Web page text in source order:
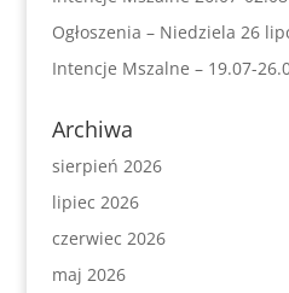
Ogłoszenia – Niedziela 26
Intencje Mszalne – 19.07-
Archiwa
sierpień 2026
lipiec 2026
czerwiec 2026
maj 2026